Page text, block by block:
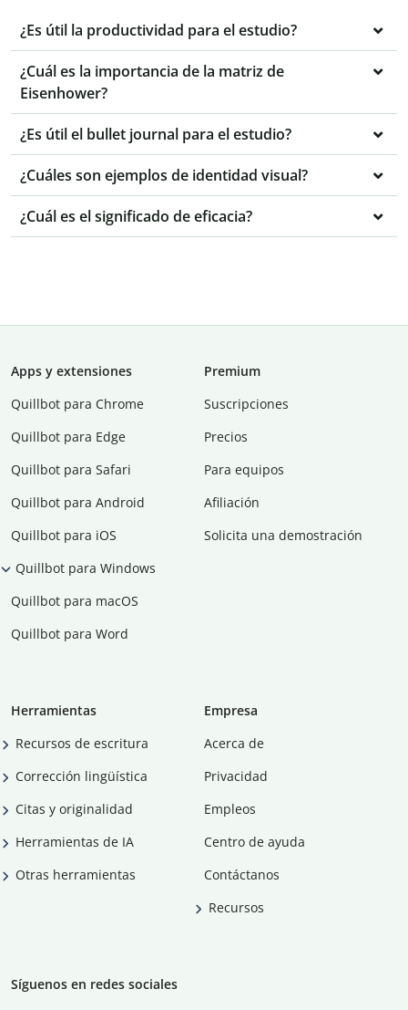
¿Es útil la productividad para el estudio?
¿Cuál es la importancia de la matriz de
Eisenhower?
¿Es útil el bullet journal para el estudio?
¿Cuáles son ejemplos de identidad visual?
¿Cuál es el significado de eficacia?
Apps y extensiones
Quillbot para Chrome
Quillbot para Edge
Quillbot para Safari
Quillbot para Android
Quillbot para iOS
Quillbot para Windows
Quillbot para macOS
Quillbot para Word
Premium
Suscripciones
Precios
Para equipos
Afiliación
Solicita una demostración
Herramientas
Recursos de escritura
Corrección lingüística
Citas y originalidad
Herramientas de IA
Otras herramientas
Empresa
Acerca de
Privacidad
Empleos
Centro de ayuda
Contáctanos
Recursos
Síguenos en redes sociales